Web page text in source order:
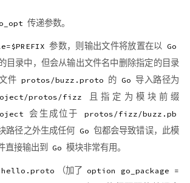
传递参数。
参数，则输出文件将放置在以 Go
目录中，但会从输出文件名中删除指定的目录
件 protos/buzz.proto 的 Go 导入路径为
protos/fizz 且指定为模块前缀
会生成位于 protos/fizz/buzz.pb
路径之外生成任何 Go 包都会导致错误，此模
直接输出到
Go 模块非常有用。
hello.proto （加了 option go_package =